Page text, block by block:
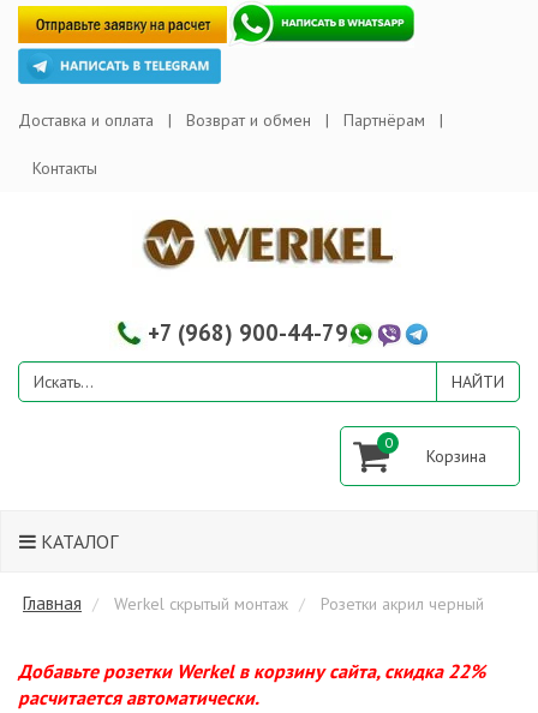
Доставка и оплата Возврат и обмен Партнёрам
Контакты
+7 (968) 900-44-79
0
КАТАЛОГ
Главная Werkel скрытый монтаж Розетки акрил черный
Добавьте розетки Werkel в корзину сайта, скидка 22%
расчитается автоматически.